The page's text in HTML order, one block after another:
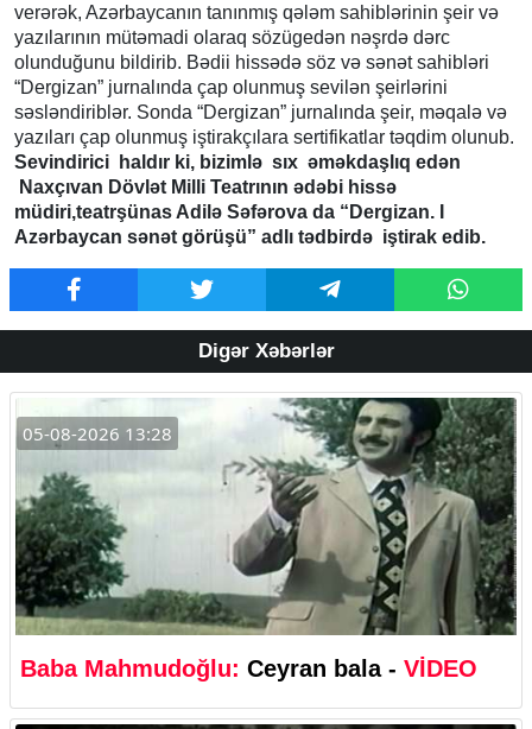
verərək, Azərbaycanın tanınmış qələm sahiblərinin şeir və
yazılarının mütəmadi olaraq sözügedən nəşrdə dərc
olunduğunu bildirib. Bədii hissədə söz və sənət sahibləri
“Dergizan” jurnalında çap olunmuş sevilən şeirlərini
səsləndiriblər. Sonda “Dergizan” jurnalında şeir, məqalə və
yazıları çap olunmuş iştirakçılara sertifikatlar təqdim olunub.
Sevindirici haldır ki, bizimlə sıx əməkdaşlıq edən
Naxçıvan Dövlət Milli Teatrının ədəbi hissə
müdiri,teatrşünas Adilə Səfərova da “Dergizan. I
Azərbaycan sənət görüşü” adlı tədbirdə iştirak edib.
Digər Xəbərlər
05-08-2026 13:28
Baba Mahmudoğlu: Ceyran bala - VİDEO